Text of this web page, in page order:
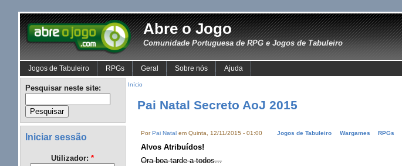
Abre o Jogo
Comunidade Portuguesa de RPG e Jogos de Tabuleiro
Jogos de Tabuleiro RPGs Geral Sobre nós Ajuda
Pesquisar neste site:
Iniciar sessão
Utilizador:*
Início
Pai Natal Secreto AoJ 2015
PorPai Natal em Quinta, 12/11/2015 - 01:00 Jogos de Tabuleiro Wargames RPGs
Alvos Atribuídos!
Ora boa tarde a todos...